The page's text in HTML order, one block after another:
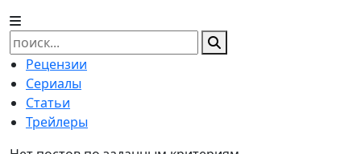
Найти:
Рецензии
Сериалы
Статьи
Трейлеры